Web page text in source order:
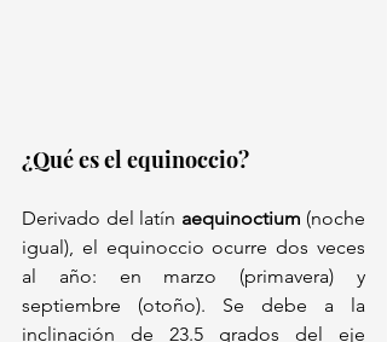
¿Qué es el equinoccio?
Derivado del latín aequinoctium (noche
igual), el equinoccio ocurre dos veces
al año: en marzo (primavera) y
septiembre (otoño). Se debe a la
inclinación de 23.5 grados del eje